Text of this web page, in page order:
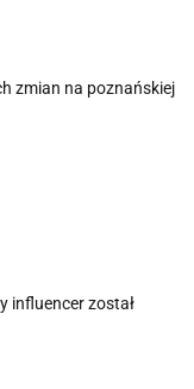
zmian na poznańskiej
influencer został